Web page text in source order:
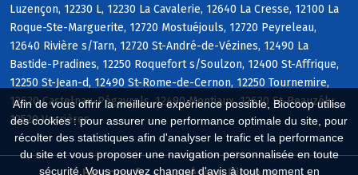
Afin de vous offrir la meilleure expérience possible, Biocoop utilise
des cookies : pour assurer une performance optimale du site, pour
récolter des statistiques afin d'analyser le trafic et la performance
du site et vous proposer une navigation personnalisée en toute
sécurité. Vous pouvez changer d'avis à tout moment en
Luzençon, 12230 L, 12230 La Cavalerie, 12640 La Cresse, 12100 La
Roque-Ste-Marguerite, 12720 Mostuéjouls, 12720 Peyreleau,
12640 Rivière s/Tarn, 12720 St-André-de-Vézines, 12490 La
Bastide-Pradines, 12250 Roquefort s/Soulzon, 12400 St-Affrique,
12250 St-Jean-d, 12490 St-Rome-de-Cernon, 12250 Tournemire,
12620 Castelnau-Pégayrols, 12490 Montjaux, 12620 St-Beauzély,
12520 Verrières